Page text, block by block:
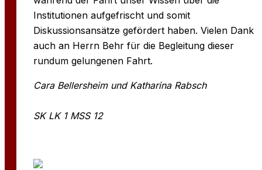
Institutionen aufgefrischt und somit
Diskussionsansätze gefördert haben. Vielen Dank
auch an Herrn Behr für die Begleitung dieser
rundum gelungenen Fahrt.
Cara Bellersheim und Katharina Rabsch
SK LK 1 MSS 12